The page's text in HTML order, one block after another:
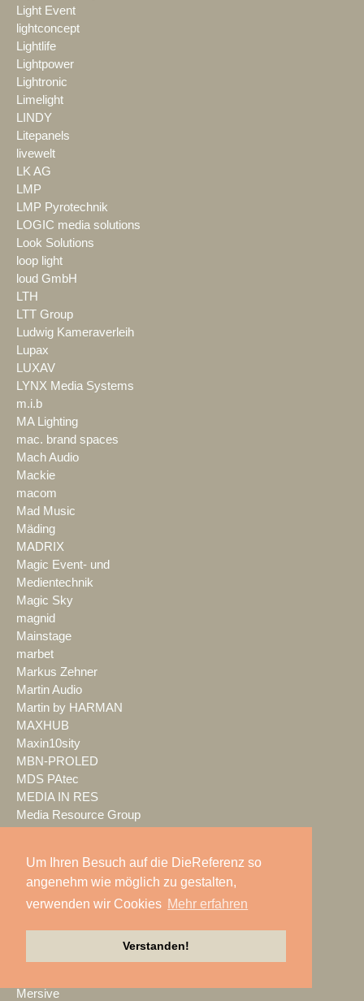
Um Ihren Besuch auf die DieReferenz so
angenehm wie möglich zu gestalten,
verwenden wir Cookies Mehr erfahren
Verstanden!
Light Event
lightconcept
Lightlife
Lightpower
Lightronic
Limelight
LINDY
Litepanels
livewelt
LK AG
LMP
LMP Pyrotechnik
LOGIC media solutions
Look Solutions
loop light
loud GmbH
LTH
LTT Group
Ludwig Kameraverleih
Lupax
LUXAV
LYNX Media Systems
m.i.b
MA Lighting
mac. brand spaces
Mach Audio
Mackie
macom
Mad Music
Mäding
MADRIX
Magic Event- und
Medientechnik
Magic Sky
magnid
Mainstage
marbet
Markus Zehner
Martin Audio
Martin by HARMAN
MAXHUB
Maxin10sity
MBN-PROLED
MDS PAtec
MEDIA IN RES
Media Resource Group
Mediasystem
MEDIA|tek
MEEVI-rent
Mersive